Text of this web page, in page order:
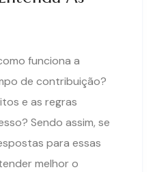
funciona a
de contribuição?
e as regras
Sendo assim, se
para essas
melhor o